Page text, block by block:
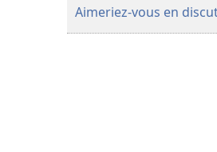
Aimeriez-vous en